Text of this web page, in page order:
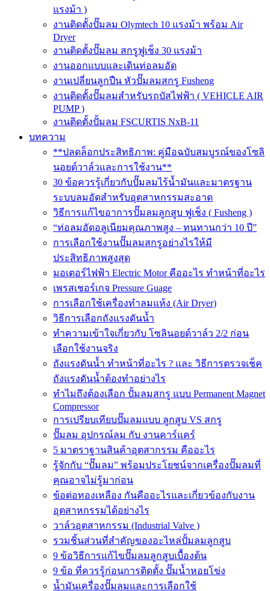
แรงม้า )
งานติดตั้งปั๊มลม Olymtech 10 แรงม้า พร้อม Air
Dryer
งานติดตั้งปั๊มลม สกรูฟูเช็ง 30 แรงม้า
งานออกแบบและเดินท่อลมอัด
งานเปลี่ยนลูกปืน หัวปั๊มลมสกรู Fusheng
งานติดตั้งปั๊มลมสำหรับรถบัสไฟฟ้า ( VEHICLE AIR
PUMP )
งานติดตั้งปั้มลม FSCURTIS NxB-11
บทความ
**ปลดล็อกประสิทธิภาพ: คู่มือฉบับสมบูรณ์ของโซลิ
นอยด์วาล์วและการใช้งาน**
30 ข้อควรรู้เกี่ยวกับปั๊มลมไร้น้ำมันและมาตรฐาน
ระบบลมอัดสำหรับอุตสาหกรรมสะอาด
วิธีการแก้ไขอาการปั๊มลมลูกสูบ ฟูเช็ง ( Fusheng )
“ท่อลมอัดอลูเนียมคุณภาพสูง – ทนทานกว่า 10 ปี”
การเลือกใช้งานปั๊มลมสกรูอย่างไรให้มี
ประสิทธิภาพสูงสุด
มอเตอร์ไฟฟ้า Electric Motor คืออะไร ทำหน้าที่อะไร
เพรสเชอร์เกจ Pressure Guage
การเลือกใช้เครื่องทำลมแห้ง (Air Dryer)
วิธีการเลือกถังแรงดันน้ำ
ทำความเข้าใจเกี่ยวกับ โซลินอยด์วาล์ว 2/2 ก่อน
เลือกใช้งานจริง
ถังแรงดันน้ำ ทำหน้าที่อะไร ? และ วิธีการตรวจเช็ค
ถังแรงดันน้ำต้องทำอย่างไร
ทำไมถึงต้องเลือก ปั้มลมสกรู แบบ Permanent Magnet
Compressor
การเปรียบเทียบปั๊มลมแบบ ลูกสูบ VS สกรู
ปั๊มลม อุปกรณ์ลม กับ งานคาร์แคร์
5 มาตราฐานสินค้าอุตสากรรม คืออะไร
รู้จักกับ “ปั๊มลม” พร้อมประโยชน์จากเครื่องปั๊มลมที่
คุณอาจไม่รู้มาก่อน
ข้อต่อทองเหลือง กันคืออะไรและเกี่ยวข้องกับงาน
อุตสาหกรรมได้อย่างไร
วาล์วอุตสาหกรรม (Industrial Valve )
รวมชิ้นส่วนที่สำคัญของอะไหล่ปั้มลมลูกสูบ
9 ข้อวิธีการแก้ไขปั๊มลมลูกสูบเบื้องต้น
9 ข้อ ที่ควรรู้ก่อนการติดตั้ง ปั๊มน้ำหอยโข่ง
น้ำมันเครื่องปั๊มลมและการเลือกใช้